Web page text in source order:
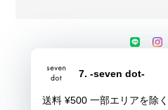
プライバシーポリシー 特定商取